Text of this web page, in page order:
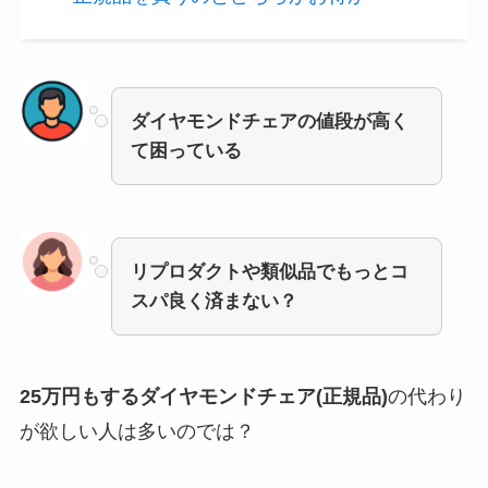
ダイヤモンドチェアの値段が高く
て困っている
リプロダクトや類似品でもっとコ
スパ良く済まない？
25万円もするダイヤモンドチェア(正規品)の代わり
が欲しい人は多いのでは？